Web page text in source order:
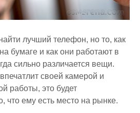
лучший телефон, но то, как
бумаге и как они работают в
сильно различается вещи.
своей камерой и
работы, это будет
что ему есть место на рынке.